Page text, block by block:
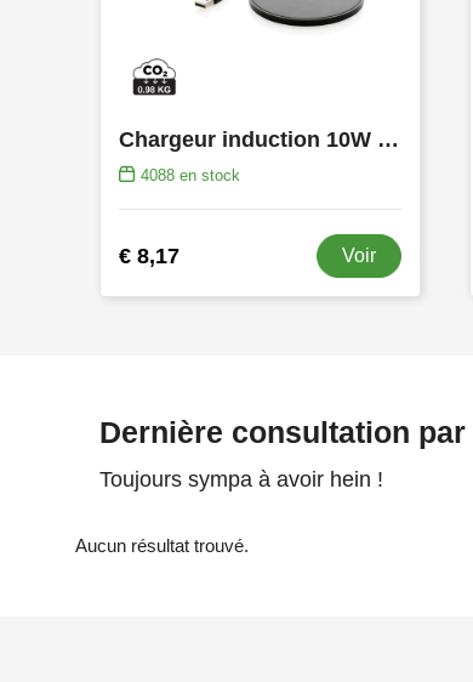
Chargeur induction 10W en plastique recyclé RCS
4088en stock
€ 8,17 Voir
Dernière consultation par
Toujours sympa à avoir hein !
Aucun résultat trouvé.